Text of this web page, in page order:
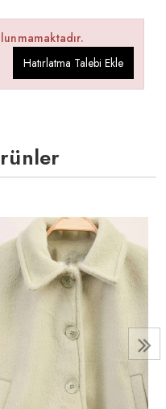
Hatırlatma Talebi Ekle